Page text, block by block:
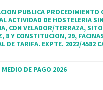
PUBLICA PROCEDIMIENTO
ACTIVIDAD DE HOSTELERIA
CON VELADOR/TERRAZA,
8 Y CONSTITUCION, 29,
DE TARIFA. EXPTE. 2022/4582
DE PAGO 2026